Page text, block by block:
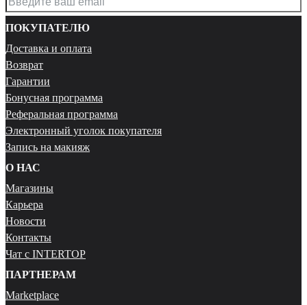
ПОКУПАТЕЛЮ
Доставка и оплата
Возврат
Гарантии
Бонусная программа
Реферальная программа
Электронный уголок покупателя
Запись на макияж
О НАС
Магазины
Карьера
Новости
Контакты
Чат с INTERTOP
ПАРТНЕРАМ
Marketplace